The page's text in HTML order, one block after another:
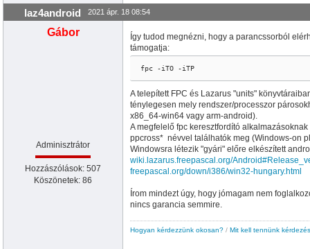
laz4android 2021 ápr. 18 08:54
Gábor
Adminisztrátor
Hozzászólások: 507
Köszönetek: 86
Így tudod megnézni, hogy a parancssorból
támogatja:
fpc -iTO -iTP
A telepített FPC és Lazarus "units"
ténylegesen mely rendszer/processzor
x86_64-win64 vagy arm-android).
A megfelelő fpc keresztfordító
ppcross* névvel találhatók meg (Windows-on
Windowsra létezik "gyári" előre elkészített
wiki.lazarus.freepascal.org/
freepascal.org/down/i386/win32-hungary.html
Írom mindezt úgy, hogy jómagam nem
nincs garancia semmire.
Hogyan kérdezzünk okosan? / Mit kell tennünk